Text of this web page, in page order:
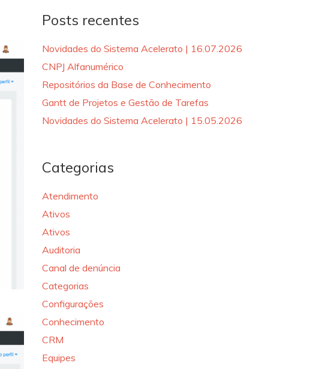
Posts recentes
Novidades do Sistema Acelerato | 16.07.2026
CNPJ Alfanumérico
Repositórios da Base de Conhecimento
Gantt de Projetos e Gestão de Tarefas
Novidades do Sistema Acelerato | 15.05.2026
Categorias
Atendimento
Ativos
Ativos
Auditoria
Canal de denúncia
Categorias
Configurações
Conhecimento
CRM
Equipes